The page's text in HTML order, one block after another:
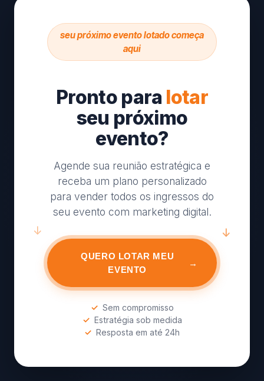
seu próximo evento lotado começa
aqui
Pronto para lotar
seu próximo
evento?
Agende sua reunião estratégica e
receba um plano personalizado
para vender todos os ingressos do
seu evento com marketing digital.
QUERO LOTAR MEU
EVENTO
→
✓ Sem compromisso
✓ Estratégia sob medida
✓ Resposta em até 24h